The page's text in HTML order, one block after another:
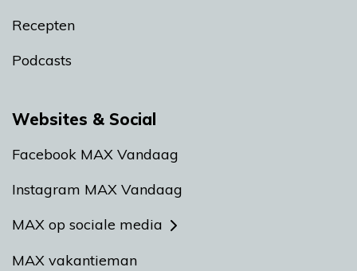
Recepten
Podcasts
Websites & Social
Facebook MAX Vandaag
Instagram MAX Vandaag
MAX op sociale media
MAX vakantieman